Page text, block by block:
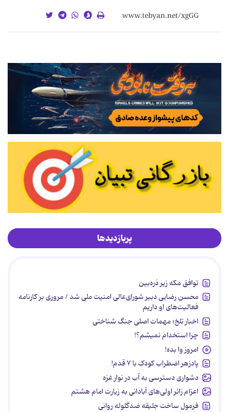
پربازدیدها
توافق مکه زیر ذره‌بین
محسن رضایی دبیر شورای‌عالی امنیت ملی شد / مروری بر کارنامه
فعالیت‌های او داریم
اخبار تلخ؛ مهمات اصلی جنگ شناختی
چرا استخدام نمیشم؟!
امروز وا بده!
پادزهر اضطراب کودک با ۷ قدم!
دشواری دسترسی به آب در نوار غزه
اعزام زائر اولی‌های آبادانی به زیارت امام هشتم
فرمول ساخت جلیقه ضدگلوله روانی